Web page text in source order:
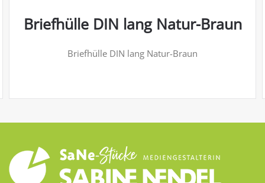
Briefhülle DIN lang Natur-Braun
Briefhülle DIN lang Natur-Braun